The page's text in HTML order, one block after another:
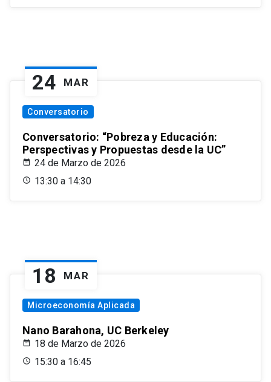
24 MAR
Conversatorio
Conversatorio: “Pobreza y Educación:
Perspectivas y Propuestas desde la UC”
24 de Marzo de 2026
13:30 a 14:30
18 MAR
Microeconomía Aplicada
Nano Barahona, UC Berkeley
18 de Marzo de 2026
15:30 a 16:45